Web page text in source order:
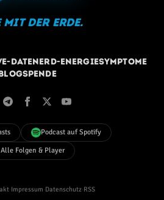
mit der Erde.
DatenErd-EnergieSymptome
Spende
Podcast auf Spotify
Folgen & Player
·Impressum·Datenschutz·RSS